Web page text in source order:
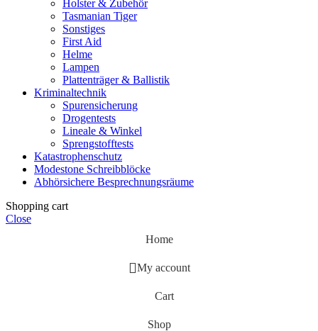
Holster & Zubehör
Tasmanian Tiger
Sonstiges
First Aid
Helme
Lampen
Plattenträger & Ballistik
Kriminaltechnik
Spurensicherung
Drogentests
Lineale & Winkel
Sprengstofftests
Katastrophenschutz
Modestone Schreibblöcke
Abhörsichere Besprechnungsräume
Shopping cart
Close
Home
My account
Cart
Shop